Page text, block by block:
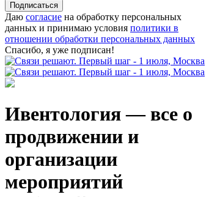
Подписаться
Даю согласие на обработку персональных
данных и принимаю условия политики в
отношении обработки персональных данных
Спасибо, я уже подписан!
Ивентология — все о
продвижении и
организации
мероприятий